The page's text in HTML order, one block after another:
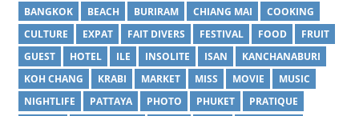
BANGKOK
BEACH BURIRAM CHIANG MAI
COOKING
CULTURE
EXPAT FAIT DIVERS FESTIVAL FOOD
FRUIT
GUEST
HOTEL ILE INSOLITE ISAN
KANCHANABURI
KOH CHANG
KRABI MARKET MISS MOVIE
MUSIC
NIGHTLIFE
PATTAYA PHOTO PHUKET
PRATIQUE